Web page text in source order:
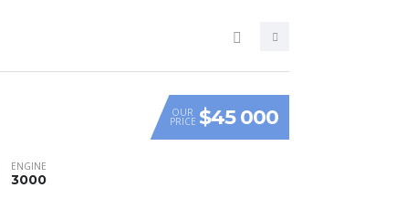
OUR
PRICE $45 000
ENGINE
3000